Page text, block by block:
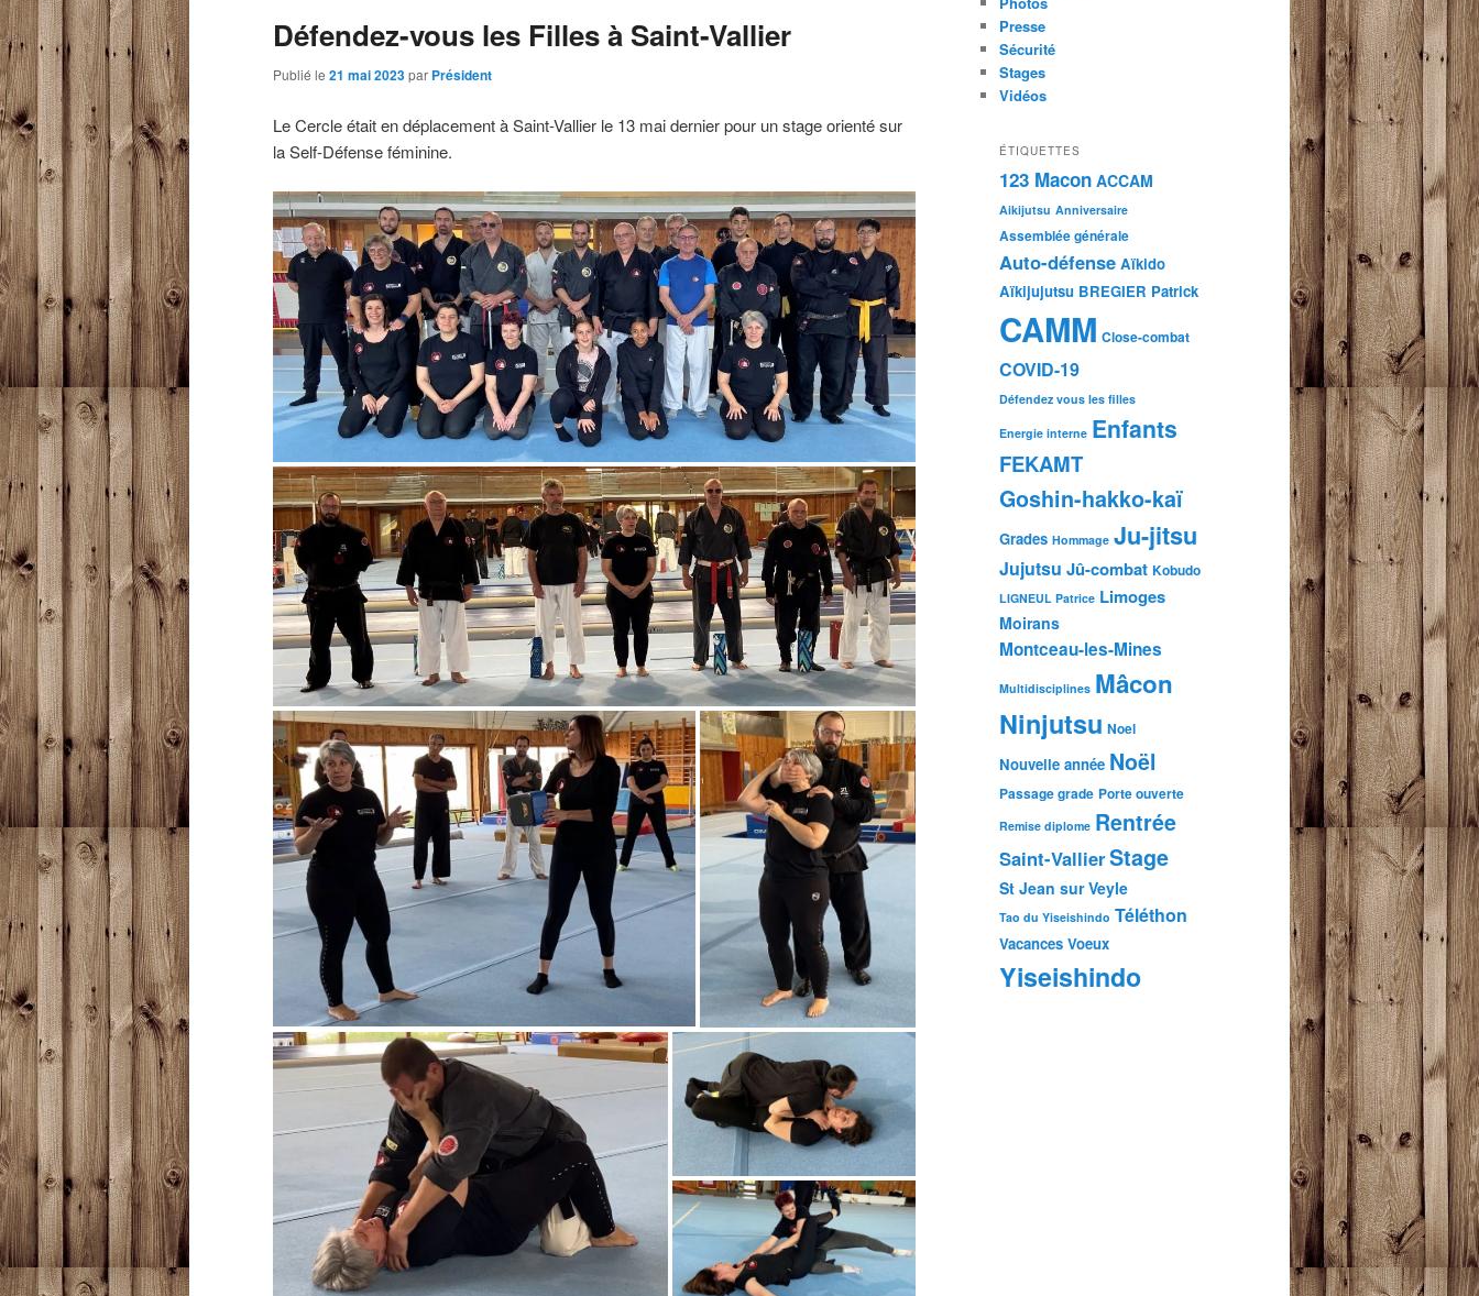
Défendez-vous les Filles à Saint-Vallier
Publié le 21 mai 2023par Président
Le Cercle était en déplacement à Saint-Vallier le 13 mai dernier pour un stage orienté sur
la Self-Défense féminine.
Presse
Sécurité
Stages
Vidéos
ÉTIQUETTES
123 Macon ACCAM
Aikijutsu Anniversaire
Assemblée générale
Auto-défense Aïkido
Aïkijujutsu BREGIER Patrick
CAMM Close-combat
COVID-19
Défendez vous les filles
Energie interne Enfants
FEKAMT
Goshin-hakko-kaï
Grades Hommage Ju-jitsu
Jujutsu Jû-combat Kobudo
LIGNEUL Patrice Limoges
Moirans
Montceau-les-Mines
Multidisciplines Mâcon
Ninjutsu Noel
Nouvelle année Noël
Passage grade Porte ouverte
Remise diplome Rentrée
Saint-VallierStage
St Jean sur Veyle
Tao du Yiseishindo Téléthon
Vacances Voeux
Yiseishindo